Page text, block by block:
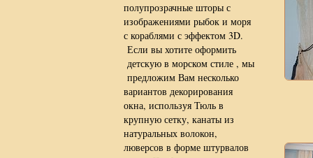
полупрозрачные шторы с
изображениями рыбок и моря
с кораблями с эффектом 3D.
Если вы хотите оформить
детскую в морском стиле , мы
предложим Вам несколько
вариантов декорирования
окна, используя Тюль в
крупную сетку, канаты из
натуральных волокон,
люверсов в форме штурвалов